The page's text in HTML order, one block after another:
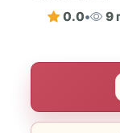
0.0• 9